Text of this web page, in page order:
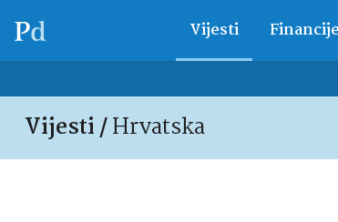
Vijesti Financije
Vijesti /Hrvatska